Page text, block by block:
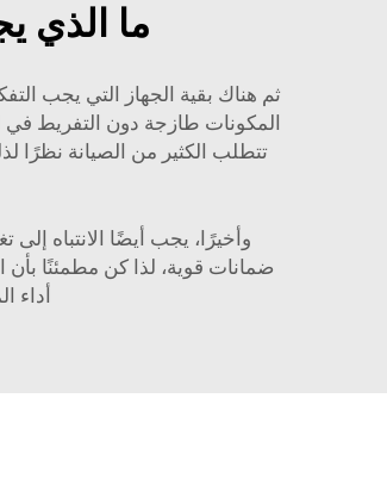
ما الذي
ثم هناك بقية الجهاز التي يجب
المكونات طازجة دون التفريط في
تتطلب الكثير من الصيانة نظرًا
ضمانات قوية، لذا كن مطمئنًا
أداء